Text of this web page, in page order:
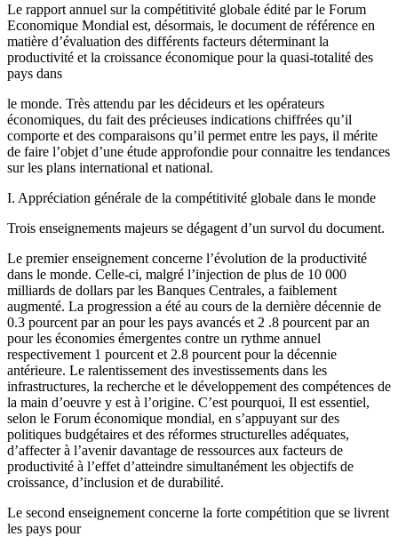
Le rapport annuel sur la compétitivité globale édité par le Forum
Economique Mondial est, désormais, le document de référence en
matière d’évaluation des différents facteurs déterminant la
productivité et la croissance économique pour la quasi-totalité des
pays dans
le monde. Très attendu par les décideurs et les opérateurs
économiques, du fait des précieuses indications chiffrées qu’il
comporte et des comparaisons qu’il permet entre les pays, il mérite
de faire l’objet d’une étude approfondie pour connaitre les tendances
sur les plans international et national.
I. Appréciation générale de la compétitivité globale dans le monde
Trois enseignements majeurs se dégagent d’un survol du document.
Le premier enseignement concerne l’évolution de la productivité
dans le monde. Celle-ci, malgré l’injection de plus de 10 000
milliards de dollars par les Banques Centrales, a faiblement
augmenté. La progression a été au cours de la dernière décennie de
0.3 pourcent par an pour les pays avancés et 2 .8 pourcent par an
pour les économies émergentes contre un rythme annuel
respectivement 1 pourcent et 2.8 pourcent pour la décennie
antérieure. Le ralentissement des investissements dans les
infrastructures, la recherche et le développement des compétences de
la main d’oeuvre y est à l’origine. C’est pourquoi, Il est essentiel,
selon le Forum économique mondial, en s’appuyant sur des
politiques budgétaires et des réformes structurelles adéquates,
d’affecter à l’avenir davantage de ressources aux facteurs de
productivité à l’effet d’atteindre simultanément les objectifs de
croissance, d’inclusion et de durabilité.
Le second enseignement concerne la forte compétition que se livrent
les pays pour